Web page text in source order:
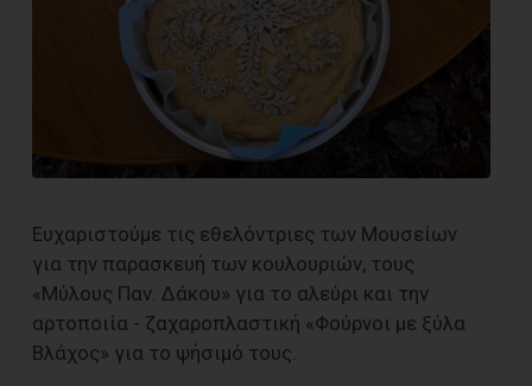
Ευχαριστούμε τις εθελόντριες των Μουσείων
για την παρασκευή των κουλουριών, τους
«Μύλους Παν. Δάκου» για το αλεύρι και την
αρτοποιία - ζαχαροπλαστική «Φούρνοι με ξύλα
Βλάχος» για το ψήσιμό τους.